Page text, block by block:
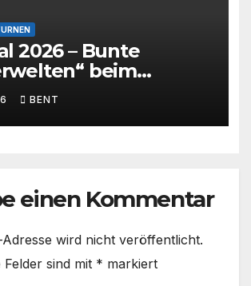
2026 – Bunte
beim
BENT
einen Kommentar
Adresse wird nicht veröffentlicht.
sind mit * markiert